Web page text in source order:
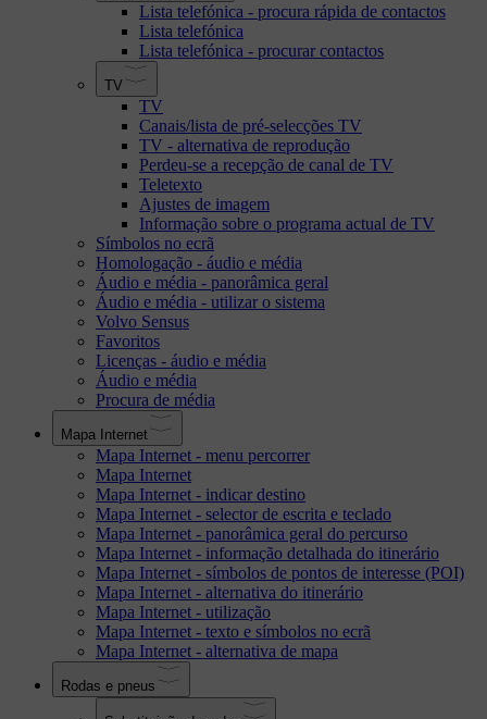
Lista telefónica - procura rápida de contactos
Lista telefónica
Lista telefónica - procurar contactos
TV
TV
Canais/lista de pré-selecções TV
TV - alternativa de reprodução
Perdeu-se a recepção de canal de TV
Teletexto
Ajustes de imagem
Informação sobre o programa actual de TV
Símbolos no ecrã
Homologação - áudio e média
Áudio e média - panorâmica geral
Áudio e média - utilizar o sistema
Volvo Sensus
Favoritos
Licenças - áudio e média
Áudio e média
Procura de média
Mapa Internet
Mapa Internet - menu percorrer
Mapa Internet
Mapa Internet - indicar destino
Mapa Internet - selector de escrita e teclado
Mapa Internet - panorâmica geral do percurso
Mapa Internet - informação detalhada do itinerário
Mapa Internet - símbolos de pontos de interesse (POI)
Mapa Internet - alternativa do itinerário
Mapa Internet - utilização
Mapa Internet - texto e símbolos no ecrã
Mapa Internet - alternativa de mapa
Rodas e pneus